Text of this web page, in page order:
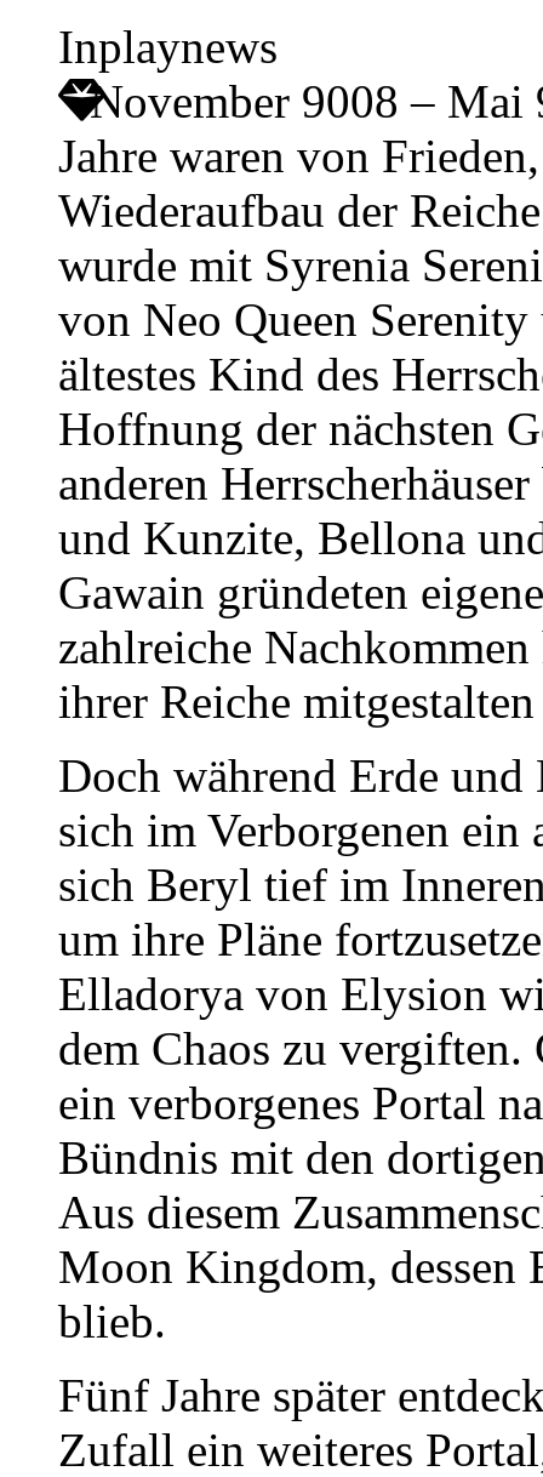
Inplaynews
November 9008 – Mai
Jahre waren von
Wiederaufbau der
wurde mit Syrenia
von Neo Queen
ältestes Kind des
Hoffnung der nächsten
anderen
und Kunzite, Bellona
Gawain gründeten
zahlreiche
ihrer Reiche
Doch während Erde
sich im Verborgenen ein
sich Beryl tief im
um ihre Pläne
Elladorya von Elysion
dem Chaos zu
ein verborgenes Portal
Bündnis mit den
Aus diesem
Moon Kingdom, dessen
blieb.
Fünf Jahre später
Zufall ein weiteres